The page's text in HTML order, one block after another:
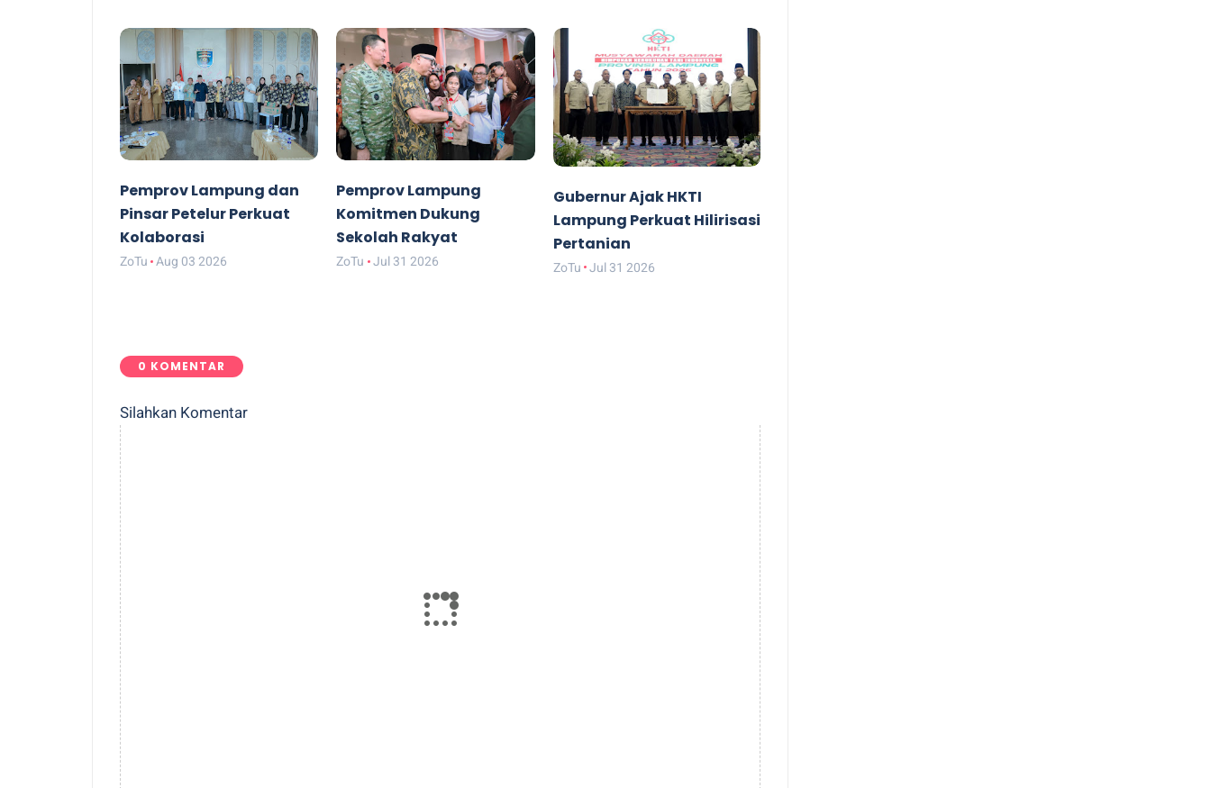
Pemprov Lampung dan
Pinsar Petelur Perkuat
Kolaborasi
ZoTu Aug 03 2026
Pemprov Lampung
Komitmen Dukung
Sekolah Rakyat
ZoTu Jul 31 2026
Gubernur Ajak HKTI
Lampung Perkuat Hilirisasi
Pertanian
ZoTu Jul 31 2026
0 KOMENTAR
Silahkan Komentar